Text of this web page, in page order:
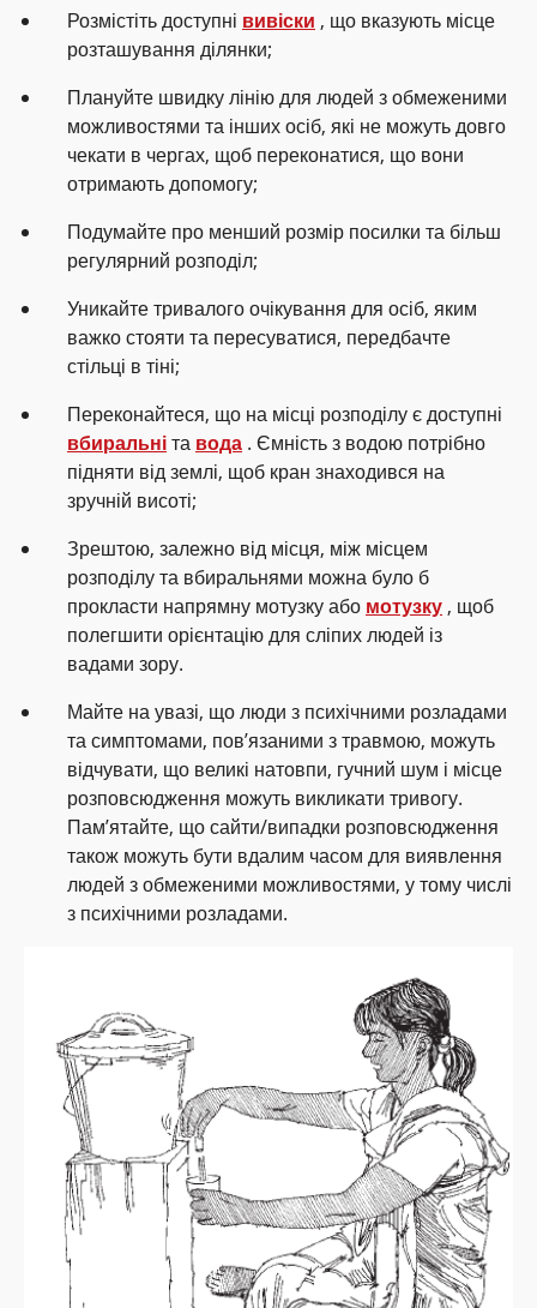
Розмістіть доступні вивіски , що вказують місце
розташування ділянки;
Плануйте швидку лінію для людей з обмеженими
можливостями та інших осіб, які не можуть довго
чекати в чергах, щоб переконатися, що вони
отримають допомогу;
Подумайте про менший розмір посилки та більш
регулярний розподіл;
Уникайте тривалого очікування для осіб, яким
важко стояти та пересуватися, передбачте
стільці в тіні;
Переконайтеся, що на місці розподілу є доступні
вбиральніта вода . Ємність з водою потрібно
підняти від землі, щоб кран знаходився на
зручній висоті;
Зрештою, залежно від місця, між місцем
розподілу та вбиральнями можна було б
прокласти напрямну мотузку або мотузку, щоб
полегшити орієнтацію для сліпих людей із
вадами зору.
Майте на увазі, що люди з психічними розладами
та симптомами, пов’язаними з травмою, можуть
відчувати, що великі натовпи, гучний шум і місце
розповсюдження можуть викликати тривогу.
Пам’ятайте, що сайти/випадки розповсюдження
також можуть бути вдалим часом для виявлення
людей з обмеженими можливостями, у тому числі
з психічними розладами.